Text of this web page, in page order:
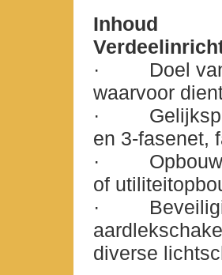
Inhoud
·
Doel
waarvoor
·
en 3-fasenet,
·
of
·
diverse